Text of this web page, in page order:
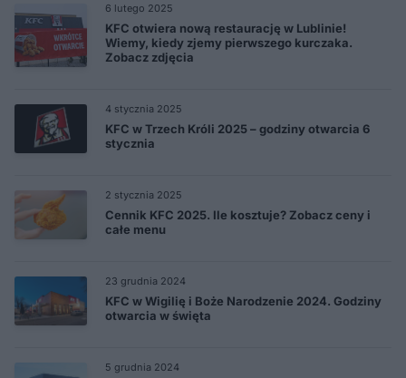
6 lutego 2025
KFC otwiera nową restaurację w Lublinie!
Wiemy, kiedy zjemy pierwszego kurczaka.
Zobacz zdjęcia
4 stycznia 2025
KFC w Trzech Króli 2025 – godziny otwarcia 6
stycznia
2 stycznia 2025
Cennik KFC 2025. Ile kosztuje? Zobacz ceny i
całe menu
23 grudnia 2024
KFC w Wigilię i Boże Narodzenie 2024. Godziny
otwarcia w święta
5 grudnia 2024